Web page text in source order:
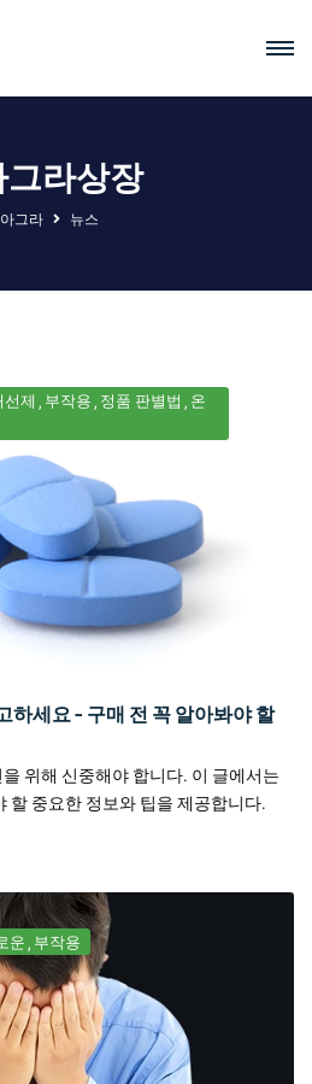
그라상장
그라 뉴스
선제 부작용 정품 판별법
온
하세요 - 구매 전 꼭 알아봐야 할
위해 신중해야 합니다. 이 글에서는
할 중요한 정보와 팁을 제공합니다.
운 부작용